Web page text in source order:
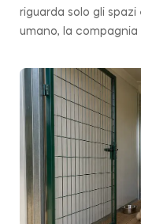
riguarda solo gli
umano, la compagnia